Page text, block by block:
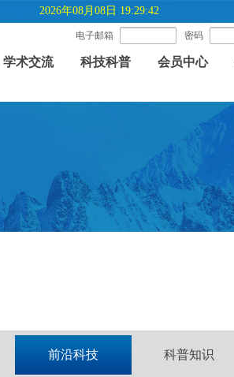
2026年08月08日 19:29:42
学术交流 科技科普 会员中心
电子邮箱 密码
前沿科技 科普知识